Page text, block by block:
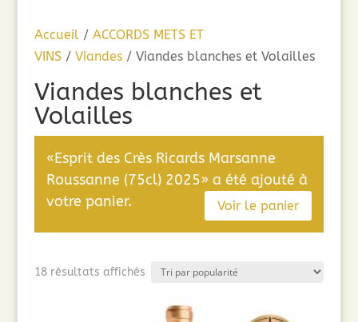
Accueil/ ACCORDS METS ET
VINS/ Viandes/ Viandes blanches et Volailles
Viandes blanches et
Volailles
«Esprit des Crès Ricards Marsanne
Roussanne (75cl) 2025» a été ajouté à
votre panier.
Voir le panier
18 résultats affichésTrié
popularité